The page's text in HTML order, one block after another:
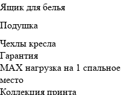
Ящик для белья
Подушка
Чехлы кресла
Гарантия
MAX нагрузка на 1 спальное
место
Коллекция принта